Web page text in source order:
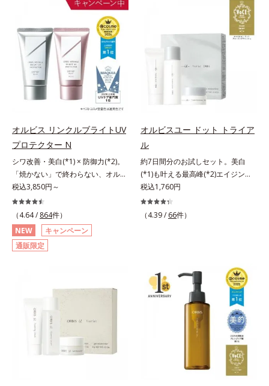
オルビス リンクルブライトUV
プロテクター N
シワ改善・美白(*1) × 防御力(*2)。
「焼かない」で終わらない、オルビ
ス最高峰(*3)日焼け止め。シワ改
善・美白(*1) × 防御力(*2)「焼かな
い」で終わらないオルビス最高峰
(*3)顔用日焼け止めです。ポーラ化
成の独自研究による、紫外線に反応
して強固な膜を形成する技術「瞬間
厚く強靭に進化することで、紫外線
守り、美容成分(*5)の浸透を促進
(*6)します。有効成分「ナイアシン
アミド」配合。真皮のコラーゲン産
生を促進し今あるシワを改善。メラ
税込3,850円～
（4.64 / 864件）
NEW
キャンペーン
通販限定
オルビスユー ドット トライア
ル
約7日間分のお試しセット。美白
(*1)も叶える最高峰(*2)エイジング
ケア(*3)。ハリも透明感(*4)も結果
主義。年齢サイン(*5)の因子に着目
した肌科学エイジングケア(*3)シリ
もに現れる年齢サイン(*5)について
研究を進めたところ、弾力感のない
状態である「ハリのなさ」や、くす
み(*6)などが現れている状態である
「透明感のなさ」が現れることで大
人の肌印象に大きな影響を与えてい
ることが分かりました。そこでオル
ビスユー ドットシリーズは美容成
分(*7)として「G.D.F.アクティベー
税込1,760円
（4.39 / 66件）